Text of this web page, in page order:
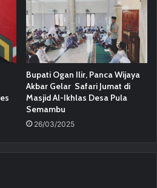
Bupati Ogan Ilir, Panca Wijaya
Akbar Gelar Safari Jumat di
Masjid Al-Ikhlas Desa Pula
Semambu
26/03/2025